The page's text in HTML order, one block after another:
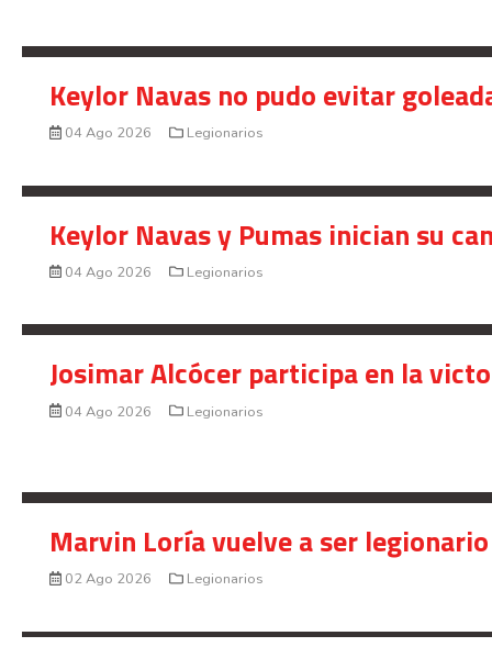
Keylor Navas no pudo evitar
04 Ago 2026 Legionarios
Keylor Navas y Pumas inician su
04 Ago 2026 Legionarios
Josimar Alcócer participa en la
04 Ago 2026 Legionarios
Marvin Loría vuelve a ser
02 Ago 2026 Legionarios